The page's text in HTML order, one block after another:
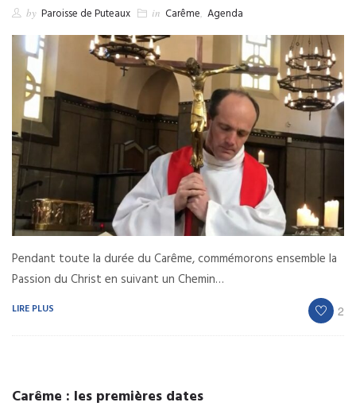
by Paroisse de Puteaux in Carême, Agenda
Pendant toute la durée du Carême, commémorons ensemble la
Passion du Christ en suivant un Chemin…
LIRE PLUS 2
Carême : les premières dates